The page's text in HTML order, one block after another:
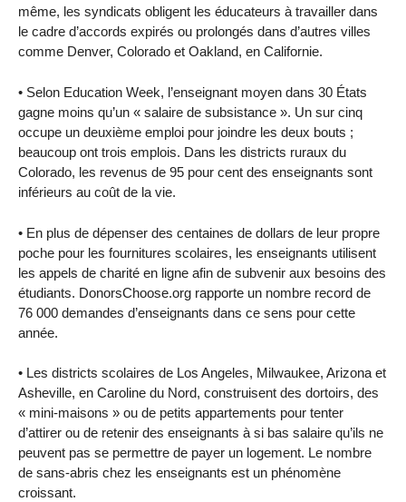
même, les syndicats obligent les éducateurs à travailler dans
le cadre d’accords expirés ou prolongés dans d’autres villes
comme Denver, Colorado et Oakland, en Californie.
• Selon Education Week, l’enseignant moyen dans 30 États
gagne moins qu’un « salaire de subsistance ». Un sur cinq
occupe un deuxième emploi pour joindre les deux bouts ;
beaucoup ont trois emplois. Dans les districts ruraux du
Colorado, les revenus de 95 pour cent des enseignants sont
inférieurs au coût de la vie.
• En plus de dépenser des centaines de dollars de leur propre
poche pour les fournitures scolaires, les enseignants utilisent
les appels de charité en ligne afin de subvenir aux besoins des
étudiants. DonorsChoose.org rapporte un nombre record de
76 000 demandes d’enseignants dans ce sens pour cette
année.
• Les districts scolaires de Los Angeles, Milwaukee, Arizona et
Asheville, en Caroline du Nord, construisent des dortoirs, des
« mini-maisons » ou de petits appartements pour tenter
d’attirer ou de retenir des enseignants à si bas salaire qu’ils ne
peuvent pas se permettre de payer un logement. Le nombre
de sans-abris chez les enseignants est un phénomène
croissant.